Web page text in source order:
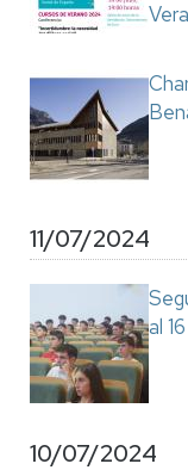
11/07/2024
al
10/07/2024